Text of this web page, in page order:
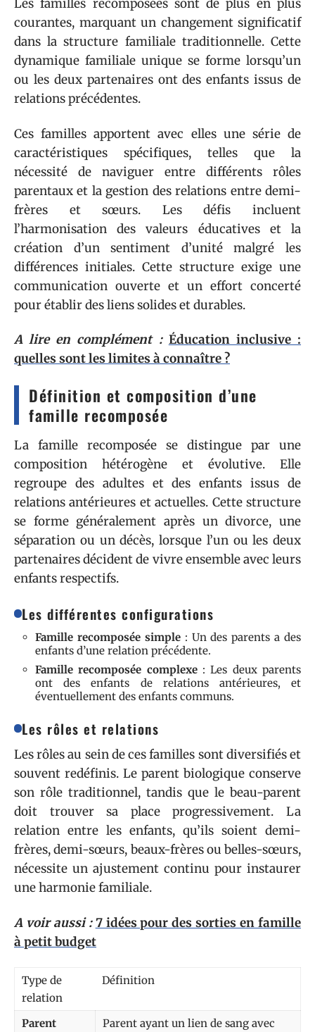
Les familles recomposées sont de plus en plus
courantes, marquant un changement significatif
dans la structure familiale traditionnelle. Cette
dynamique familiale unique se forme lorsqu’un
ou les deux partenaires ont des enfants issus de
relations précédentes.
Ces familles apportent avec elles une série de
caractéristiques spécifiques, telles que la
nécessité de naviguer entre différents rôles
parentaux et la gestion des relations entre demi-
frères et sœurs. Les défis incluent
l’harmonisation des valeurs éducatives et la
création d’un sentiment d’unité malgré les
différences initiales. Cette structure exige une
communication ouverte et un effort concerté
pour établir des liens solides et durables.
A lire en complément : Éducation inclusive :
quelles sont les limites à connaître ?
Définition et composition d’une
famille recomposée
La famille recomposée se distingue par une
composition hétérogène et évolutive. Elle
regroupe des adultes et des enfants issus de
relations antérieures et actuelles. Cette structure
se forme généralement après un divorce, une
séparation ou un décès, lorsque l’un ou les deux
partenaires décident de vivre ensemble avec leurs
enfants respectifs.
Les différentes configurations
Famille recomposée simple: Un des parents a des
enfants d’une relation précédente.
Famille recomposée complexe: Les deux parents
ont des enfants de relations antérieures, et
éventuellement des enfants communs.
Les rôles et relations
Les rôles au sein de ces familles sont diversifiés et
souvent redéfinis. Le parent biologique conserve
son rôle traditionnel, tandis que le beau-parent
doit trouver sa place progressivement. La
relation entre les enfants, qu’ils soient demi-
frères, demi-sœurs, beaux-frères ou belles-sœurs,
nécessite un ajustement continu pour instaurer
une harmonie familiale.
A voir aussi : 7 idées pour des sorties en famille
à petit budget
Type de
relation
Définition
Parent
Parent ayant un lien de sang avec